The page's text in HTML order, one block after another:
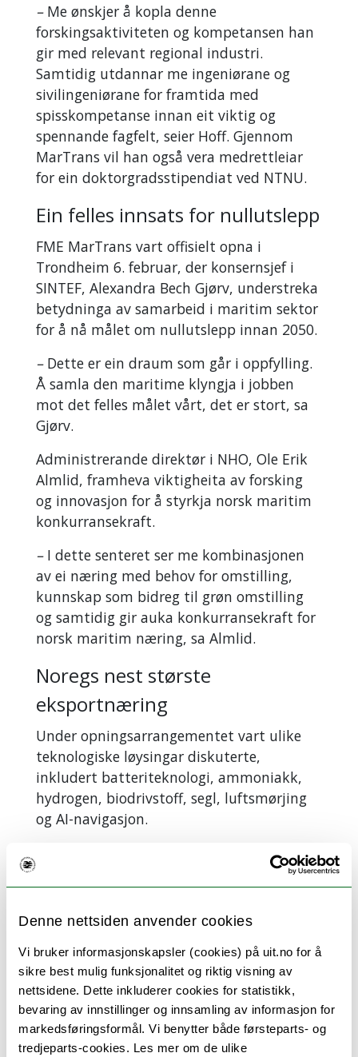
Denne nettsiden anvender cookies
Vi bruker informasjonskapsler (cookies) på uit.no for å
sikre best mulig funksjonalitet og riktig visning av
nettsidene. Dette inkluderer cookies for statistikk,
bevaring av innstillinger og innsamling av informasjon for
markedsføringsformål. Vi benytter både førsteparts- og
tredjeparts-cookies. Les mer om de ulike
–Me ønskjer å kopla denne
forskingsaktiviteten og kompetansen han
gir med relevant regional industri.
Samtidig utdannar me ingeniørane og
sivilingeniørane for framtida med
spisskompetanse innan eit viktig og
spennande fagfelt, seier Hoff. Gjennom
MarTrans vil han også vera medrettleiar
for ein doktorgradsstipendiat ved NTNU.
Ein felles innsats for nullutslepp
FME MarTrans vart offisielt opna i
Trondheim 6. februar, der konsernsjef i
SINTEF, Alexandra Bech Gjørv, understreka
betydninga av samarbeid i maritim sektor
for å nå målet om nullutslepp innan 2050.
–Dette er ein draum som går i oppfylling.
Å samla den maritime klyngja i jobben
mot det felles målet vårt, det er stort, sa
Gjørv.
Administrerande direktør i NHO, Ole Erik
Almlid, framheva viktigheita av forsking
og innovasjon for å styrkja norsk maritim
konkurransekraft.
–I dette senteret ser me kombinasjonen
av ei næring med behov for omstilling,
kunnskap som bidreg til grøn omstilling
og samtidig gir auka konkurransekraft for
norsk maritim næring, sa Almlid.
Noregs nest største
eksportnæring
Under opningsarrangementet vart ulike
teknologiske løysingar diskuterte,
inkludert batteriteknologi, ammoniakk,
hydrogen, biodrivstoff, segl, luftsmørjing
og AI-navigasjon.
Den norske maritime sektoren står for over
600 milliardar kroner i årleg omsetning og
300 milliardar kroner i eksportinntekter,
noko som gjer han til Noregs nest største
står maritim transport for ni prosent av
Noregs klimagassutslepp og 12 prosent av
globale transportutslepp.
For å nå nullutsleppsmålet for sektoren
har MarTrans identifisert fire